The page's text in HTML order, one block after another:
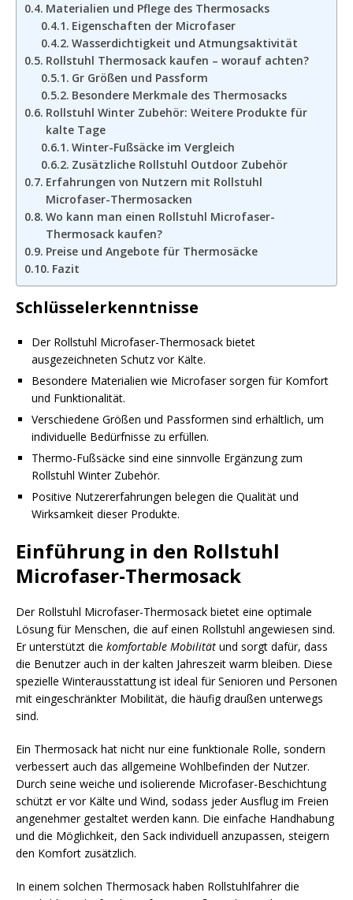
Materialien und Pflege des Thermosacks
Eigenschaften der Microfaser
Wasserdichtigkeit und Atmungsaktivität
Rollstuhl Thermosack kaufen – worauf achten?
Gr Größen und Passform
Besondere Merkmale des Thermosacks
Rollstuhl Winter Zubehör: Weitere Produkte für
kalte Tage
Winter-Fußsäcke im Vergleich
Zusätzliche Rollstuhl Outdoor Zubehör
Erfahrungen von Nutzern mit Rollstuhl
Microfaser-Thermosacken
Wo kann man einen Rollstuhl Microfaser-
Thermosack kaufen?
Preise und Angebote für Thermosäcke
Fazit
Schlüsselerkenntnisse
Der Rollstuhl Microfaser-Thermosack bietet
ausgezeichneten Schutz vor Kälte.
Besondere Materialien wie Microfaser sorgen für Komfort
und Funktionalität.
Verschiedene Größen und Passformen sind erhältlich, um
individuelle Bedürfnisse zu erfüllen.
Thermo-Fußsäcke sind eine sinnvolle Ergänzung zum
Rollstuhl Winter Zubehör.
Positive Nutzererfahrungen belegen die Qualität und
Wirksamkeit dieser Produkte.
Einführung in den Rollstuhl
Microfaser-Thermosack
Der Rollstuhl Microfaser-Thermosack bietet eine optimale
Lösung für Menschen, die auf einen Rollstuhl angewiesen sind.
Er unterstützt die komfortable Mobilität und sorgt dafür, dass
die Benutzer auch in der kalten Jahreszeit warm bleiben. Diese
spezielle Winterausstattung ist ideal für Senioren und Personen
mit eingeschränkter Mobilität, die häufig draußen unterwegs
sind.
Ein Thermosack hat nicht nur eine funktionale Rolle, sondern
verbessert auch das allgemeine Wohlbefinden der Nutzer.
Durch seine weiche und isolierende Microfaser-Beschichtung
schützt er vor Kälte und Wind, sodass jeder Ausflug im Freien
angenehmer gestaltet werden kann. Die einfache Handhabung
und die Möglichkeit, den Sack individuell anzupassen, steigern
den Komfort zusätzlich.
In einem solchen Thermosack haben Rollstuhlfahrer die